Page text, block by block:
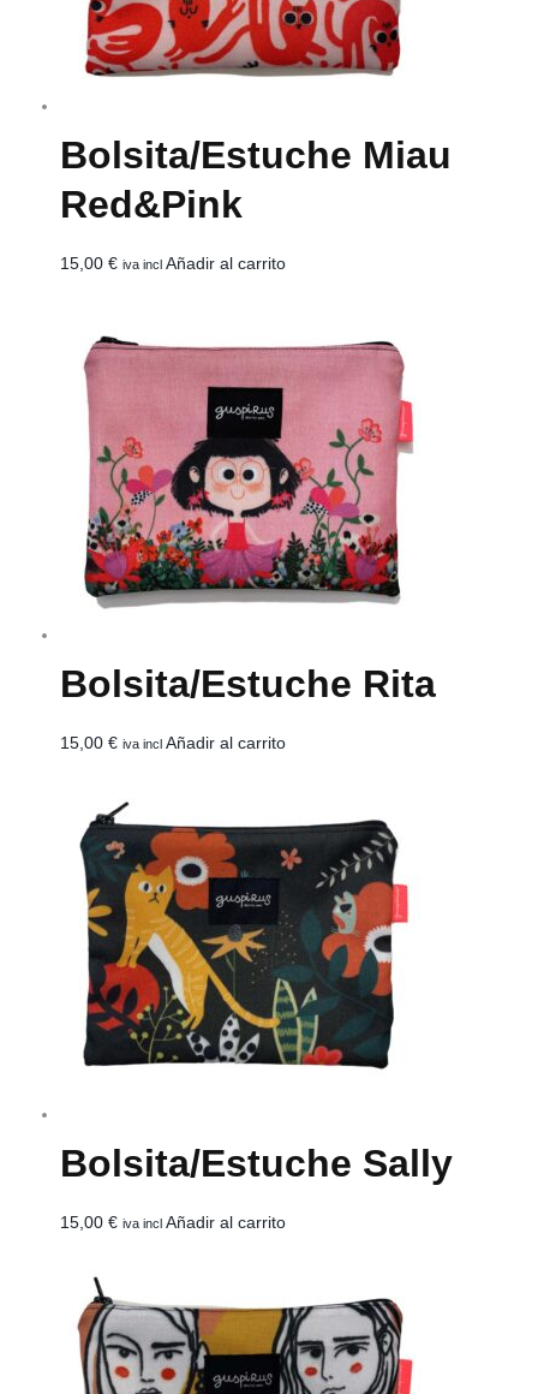
Bolsita/estuche Miau
Red&Pink
15,00 € iva incl Añadir al carrito
Bolsita/estuche Rita
15,00 € iva incl Añadir al carrito
Bolsita/estuche Sally
15,00 € iva incl Añadir al carrito